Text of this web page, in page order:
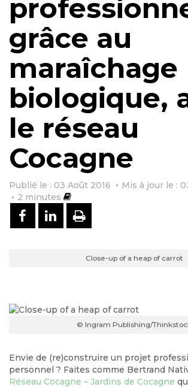
grâce au
maraîchage
biologique,
le réseau
Cocagne
Publié le : 03 Août 2016
Mis à jour le :
2 minutes
PARTAGER SUR
PARTAGER SUR
IMPRIMER
Close-up of a heap of carrot
© Ingram Publishing/
Envie de (re)construire un projet
personnel ? Faites comme Bertrand
Réseau Cocagne – Jardins de Cocagne